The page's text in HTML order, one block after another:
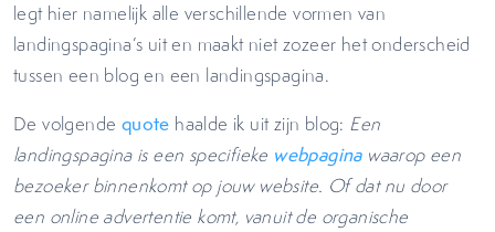
legt hier namelijk alle verschillende vormen van
landingspagina’s uit en maakt niet zozeer het onderscheid
tussen een blog en een landingspagina.
De volgende quote haalde ik uit zijn blog: Een
landingspagina is een specifieke webpaginawaarop een
bezoeker binnenkomt op jouw website. Of dat nu door
een online advertentie komt, vanuit de organische